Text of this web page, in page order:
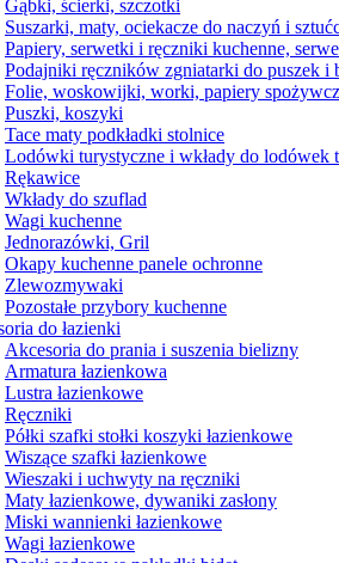
Gąbki, ścierki, szczotki
Suszarki, maty, ociekacze do naczyń i
Papiery, serwetki i ręczniki kuchenne,
Podajniki ręczników zgniatarki do puszek i
Folie, woskowijki, worki, papiery
Puszki, koszyki
Tace maty podkładki stolnice
Lodówki turystyczne i wkłady do lodówek
Rękawice
Wkłady do szuflad
Wagi kuchenne
Jednorazówki, Gril
Okapy kuchenne panele ochronne
Zlewozmywaki
Pozostałe przybory kuchenne
do łazienki
Akcesoria do prania i suszenia bielizny
Armatura łazienkowa
Lustra łazienkowe
Ręczniki
Półki szafki stołki koszyki łazienkowe
Wiszące szafki łazienkowe
Wieszaki i uchwyty na ręczniki
Maty łazienkowe, dywaniki zasłony
Miski wannienki łazienkowe
Wagi łazienkowe